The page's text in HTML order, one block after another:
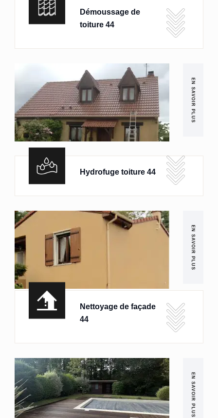
Démoussage de
toiture 44
EN SAVOIR PLUS
Hydrofuge toiture 44
EN SAVOIR PLUS
Nettoyage de façade
44
EN SAVOIR PLUS